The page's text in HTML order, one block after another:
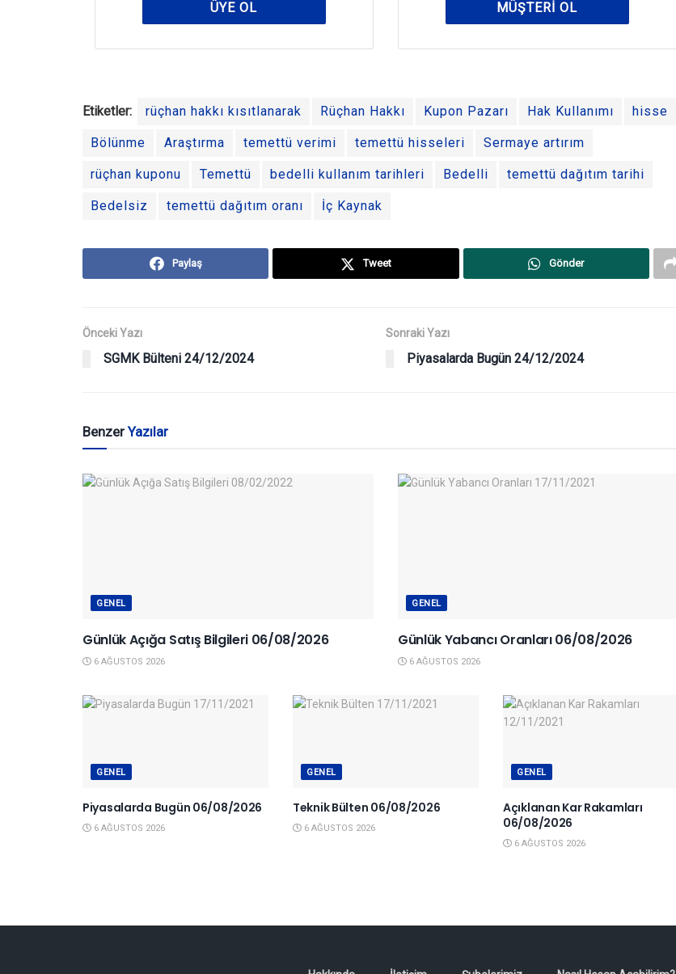
ÜYE OL MÜŞTERI OL
Etiketler: rüçhan hakkı kısıtlanarak Rüçhan Hakkı Kupon Pazarı Hak Kullanımı hisse
Bölünme Araştırma temettü verimi temettü hisseleri Sermaye artırım
rüçhan kuponu Temettü bedelli kullanım tarihleri Bedelli temettü dağıtım tarihi
Bedelsiz temettü dağıtım oranı İç Kaynak
Paylaş Tweet Gönder
Önceki Yazı
SGMK Bülteni 24/12/2024
Sonraki Yazı
Piyasalarda Bugün 24/12/2024
BenzerYazılar
GENEL
Günlük Açığa Satış Bilgileri 06/08/2026
6 AĞUSTOS 2026
GENEL
Günlük Yabancı Oranları 06/08/2026
6 AĞUSTOS 2026
GENEL
Piyasalarda Bugün 06/08/2026
6 AĞUSTOS 2026
GENEL
Teknik Bülten 06/08/2026
6 AĞUSTOS 2026
GENEL
Açıklanan Kar Rakamları
06/08/2026
6 AĞUSTOS 2026